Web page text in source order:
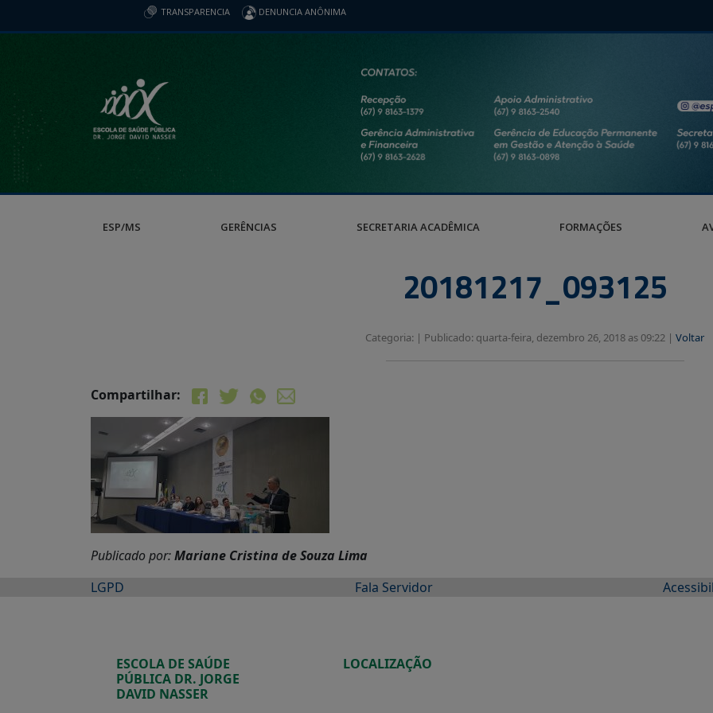
TRANSPARENCIA DENUNCIA ANÔNIMA
ESP/MS GERÊNCIAS SECRETARIA ACADÊMICA FORMAÇÕES
20181217_093125
Categoria: | Publicado: quarta-feira, dezembro 26, 2018 as 09:22 | Voltar
Compartilhar:
Publicado por:Mariane Cristina de Souza Lima
LGPD
Fala Servidor
ESCOLA DE SAÚDE
PÚBLICA DR. JORGE
DAVID NASSER
LOCALIZAÇÃO